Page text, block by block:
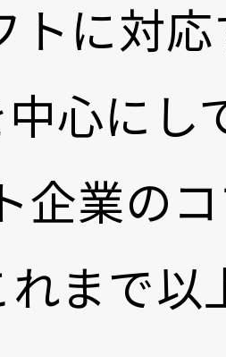
トに対応
心にし
企業の
まで以